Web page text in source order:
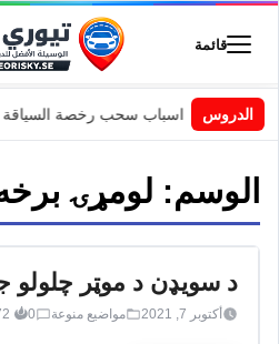
قائمة
الدروسالسويد | اسباب سحب رخصة السياقة
الوسم: لومړۍ
د سویډن د موټر چلولو
أكتوبر 7, 2021 مواضيع منوعة 0